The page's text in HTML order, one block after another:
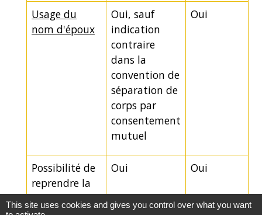
Usage du
nom d'époux
Oui, sauf
indication
contraire
dans la
convention de
séparation de
corps par
consentement
mutuel
Oui
Possibilité de
reprendre la
vie commune
Oui Oui
This site uses cookies and gives you control over what you want